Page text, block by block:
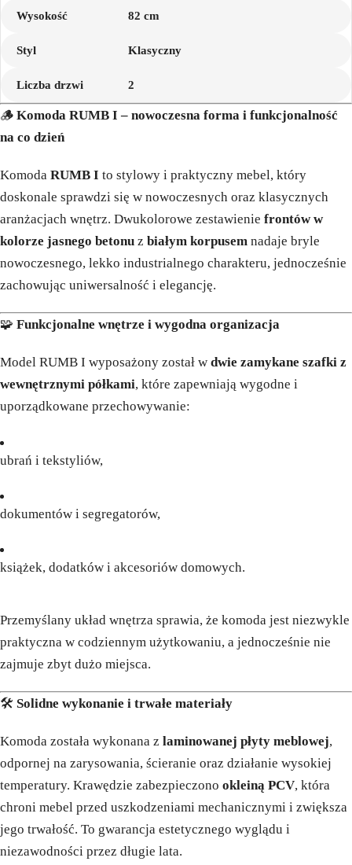
Wysokość 82 cm
Styl Klasyczny
Liczba drzwi 2
🪵 Komoda RUMB I – nowoczesna forma i funkcjonalność
na co dzień
Komoda RUMB I to stylowy i praktyczny mebel, który
doskonale sprawdzi się w nowoczesnych oraz klasycznych
aranżacjach wnętrz. Dwukolorowe zestawienie frontów w
kolorze jasnego betonu z białym korpusem nadaje bryle
nowoczesnego, lekko industrialnego charakteru, jednocześnie
zachowując uniwersalność i elegancję.
🧩 Funkcjonalne wnętrze i wygodna organizacja
Model RUMB I wyposażony został w dwie zamykane szafki z
wewnętrznymi półkami, które zapewniają wygodne i
uporządkowane przechowywanie:
ubrań i tekstyliów,
dokumentów i segregatorów,
książek, dodatków i akcesoriów domowych.
Przemyślany układ wnętrza sprawia, że komoda jest niezwykle
praktyczna w codziennym użytkowaniu, a jednocześnie nie
zajmuje zbyt dużo miejsca.
🛠 Solidne wykonanie i trwałe materiały
Komoda została wykonana z laminowanej płyty meblowej,
odpornej na zarysowania, ścieranie oraz działanie wysokiej
temperatury. Krawędzie zabezpieczono okleiną PCV, która
chroni mebel przed uszkodzeniami mechanicznymi i zwiększa
jego trwałość. To gwarancja estetycznego wyglądu i
niezawodności przez długie lata.